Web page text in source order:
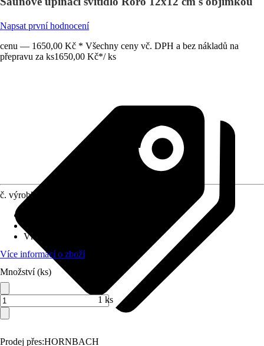
Napsat první hodnocení
cenu — 1650,00 Kč * Všechny ceny vč. DPH a bez nákladů na
přepravu za ks1650,00 Kč*/ ks
Prodej přes:HORNBACH
č. výrobku
Vhodné pro
Více informací o zboží
Množství (ks)
1 ks